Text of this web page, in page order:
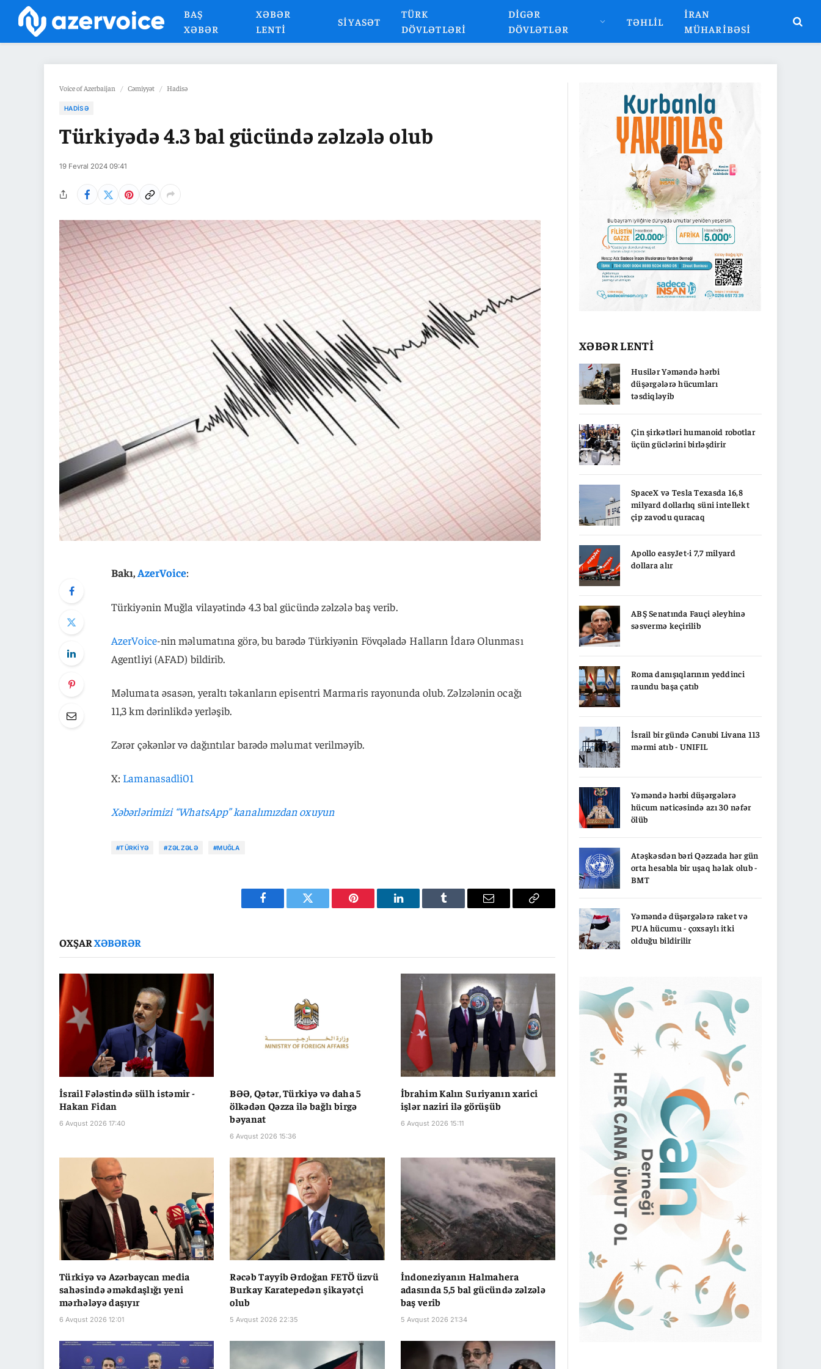
BAŞ
XƏBƏR
XƏBƏR
LENTI
SIYASƏT
TÜRK
DÖVLƏTLƏRI
DIGƏR
DÖVLƏTLƏR
TƏHLIL
İRAN
MÜHARIBƏSI
Voice of Azerbaijan / Cəmiyyət / Hadisə
HADISƏ
Türkiyədə 4.3 bal gücündə zəlzələ olub
19 Fevral 2024 09:41
Bakı,AzerVoice:
Türkiyənin Muğla vilayətində 4.3 bal gücündə zəlzələ baş verib.
AzerVoice-nin məlumatına görə, bu barədə Türkiyənin Fövqəladə Halların İdarə Olunması
Agentliyi (AFAD) bildirib.
Məlumata əsasən, yeraltı təkanların episentri Marmaris rayonunda olub. Zəlzələnin ocağı
11,3 km dərinlikdə yerləşib.
Zərər çəkənlər və dağıntılar barədə məlumat verilməyib.
X: Lamanasadli01
Xəbərlərimizi “WhatsApp” kanalımızdan oxuyun
#TÜRKIYƏ #ZƏLZƏLƏ #MUĞLA
Facebook Twitter Pinterest LinkedIn Tumblr Email
Copy
OXŞARXƏBƏRƏR
İsrail Fələstində sülh istəmir -
Hakan Fidan
6 Avqust 2026 17:40
BƏƏ, Qətər, Türkiyə və daha 5
ölkədən Qəzza ilə bağlı birgə
bəyanat
6 Avqust 2026 15:36
İbrahim Kalın Suriyanın xarici
işlər naziri ilə görüşüb
6 Avqust 2026 15:11
Türkiyə və Azərbaycan media
sahəsində əməkdaşlığı yeni
mərhələyə daşıyır
6 Avqust 2026 12:01
Rəcəb Tayyib Ərdoğan FETÖ üzvü
Burkay Karatepedən şikayətçi
olub
5 Avqust 2026 22:35
İndoneziyanın Halmahera
adasında 5,5 bal gücündə zəlzələ
baş verib
5 Avqust 2026 21:34
XƏBƏR LENTİ
Husilər Yəməndə hərbi
düşərgələrə hücumları
təsdiqləyib
Çin şirkətləri humanoid robotlar
üçün güclərini birləşdirir
SpaceX və Tesla Texasda 16,8
milyard dollarlıq süni intellekt
çip zavodu quracaq
Apollo easyJet-i 7,7 milyard
dollara alır
ABŞ Senatında Fauçi əleyhinə
səsvermə keçirilib
Roma danışıqlarının yeddinci
raundu başa çatıb
İsrail bir gündə Cənubi Livana 113
mərmi atıb - UNIFIL
Yəməndə hərbi düşərgələrə
hücum nəticəsində azı 30 nəfər
ölüb
Atəşkəsdən bəri Qəzzada hər gün
orta hesabla bir uşaq həlak olub -
BMT
Yəməndə düşərgələrə raket və
PUA hücumu - çoxsaylı itki
olduğu bildirilir